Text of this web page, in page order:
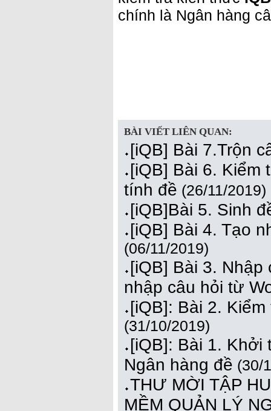
chính là Ngân hàng
BÀI VIẾT LIÊN QUAN:
[iQB] Bài 7.Trộn
[iQB] Bài 6. Kiểm
tính đề (26/11/2019)
[iQB]Bài 5. Sinh
[iQB] Bài 4. Tạo
(06/11/2019)
[iQB] Bài 3. Nhập
nhập câu hỏi từ
[iQB]: Bài 2.
(31/10/2019)
[iQB]: Bài 1. Khởi
Ngân hàng đề (30/
THƯ MỜI TẬP
MỀM QUẢN LÝ